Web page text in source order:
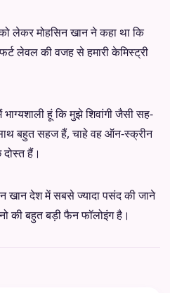
लेकर मोहसिन खान ने कहा था कि
लेवल की वजह से हमारी केमिस्ट्री
हूं कि मुझे शिवांगी जैसी सह-
बहुत सहज हैं, चाहे वह ऑन-स्क्रीन
हैं।
खान देश में सबसे ज्यादा पसंद की जाने
की बहुत बड़ी फैन फॉलोइंग है।